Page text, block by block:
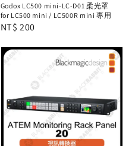
Godox LC500 mini-LC-D01 柔光罩
for LC500 mini / LC500R mini 專用
Regular
NT$ 200